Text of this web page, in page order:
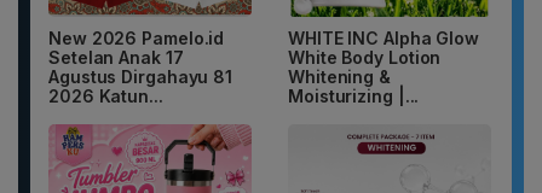
New 2026 Pamelo.id
Setelan Anak 17
Agustus Dirgahayu 81
2026 Katun...
WHITE INC Alpha Glow
White Body Lotion
Whitening &
Moisturizing |...